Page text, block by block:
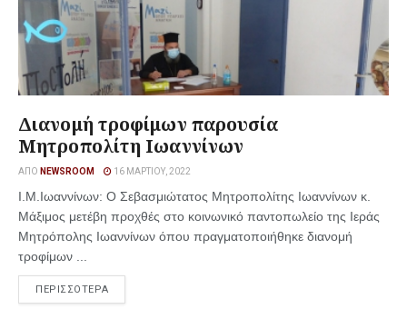
Διανομή τροφίμων παρουσία
Μητροπολίτη Ιωαννίνων
ΑΠΌ NEWSROOM 16 ΜΑΡΤΊΟΥ, 2022
Ι.Μ.Ιωαννίνων: Ο Σεβασμιώτατος Μητροπολίτης Ιωαννίνων κ.
Μάξιμος μετέβη προχθές στο κοινωνικό παντοπωλείο της Ιεράς
Μητρόπολης Ιωαννίνων όπου πραγματοποιήθηκε διανομή
τροφίμων ...
ΠΕΡΙΣΣΟΤΕΡΑ